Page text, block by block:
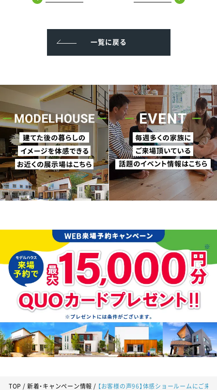
TOP 新着・キャンペーン情報 【お客様の声96】体感ショールームにご来
一覧に戻る